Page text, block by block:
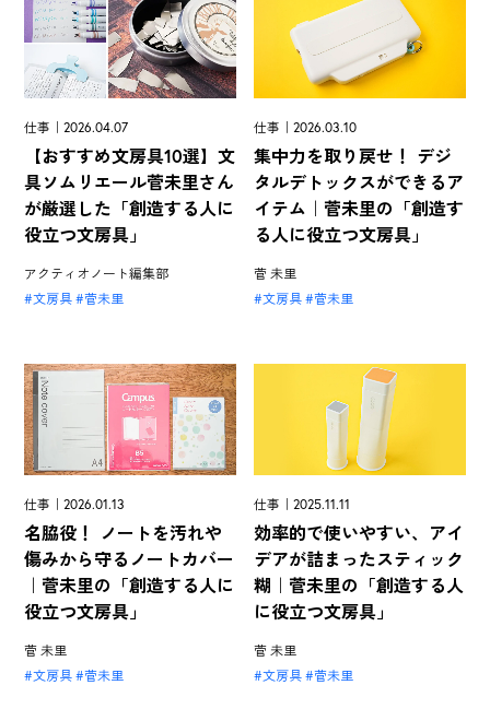
仕事｜2026.04.07
【おすすめ文房具10選】文
具ソムリエール菅未里さん
が厳選した「創造する人に
役立つ文房具」
アクティオノート編集部
文房具
菅未里
仕事｜2026.03.10
集中力を取り戻せ！ デジ
タルデトックスができるア
イテム｜菅未里の「創造す
る人に役立つ文房具」
菅 未里
文房具
菅未里
仕事｜2026.01.13
名脇役！ ノートを汚れや
傷みから守るノートカバー
｜菅未里の「創造する人に
役立つ文房具」
菅 未里
文房具
菅未里
仕事｜2025.11.11
効率的で使いやすい、アイ
デアが詰まったスティック
糊｜菅未里の「創造する人
に役立つ文房具」
菅 未里
文房具
菅未里